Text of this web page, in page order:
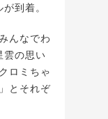
到着。
んなでわ
雲の思い
ロミちゃ
とそれぞ